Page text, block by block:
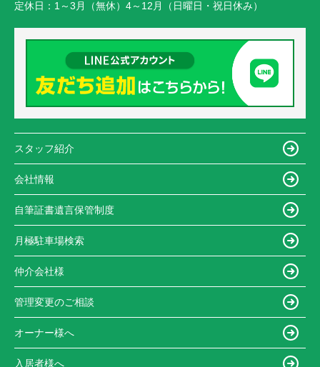
定休日： 1～3月（無休）4～12月（日曜日・祝日休み）
スタッフ紹介
会社情報
自筆証書遺言保管制度
月極駐車場検索
仲介会社様
管理変更のご相談
オーナー様へ
入居者様へ